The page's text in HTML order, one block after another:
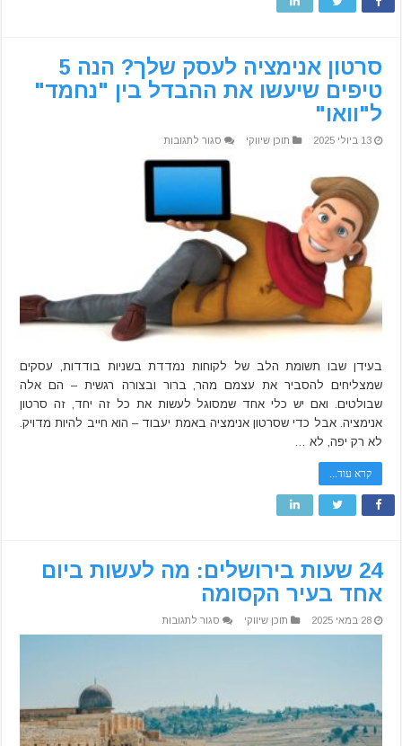
סרטון אנימציה לעסק שלך? הנה 5
טיפים שיעשו את ההבדל בין "נחמד"
ל"וואו"
13 ביולי 2025 תוכן שיווקי סגור לתגובותעל
אנימציה
לעסק
טיפים
שיעשו
"נחמד"
ל"וואו"
בעידן שבו תשומת הלב של לקוחות נמדדת בשניות בודדות, עסקים
שמצליחים להסביר את עצמם מהר, ברור ובצורה רגשית – הם אלה
שבולטים. ואם יש כלי אחד שמסוגל לעשות את כל זה יחד, זה סרטון
אנימציה. אבל כדי שסרטון אנימציה באמת יעבוד – הוא חייב להיות מדויק.
לא רק יפה, לא …
קרא עוד...
24 שעות בירושלים: מה לעשות ביום
אחד בעיר הקסומה
28 במאי 2025 תוכן שיווקי סגור לתגובותעל
בעיר
הקסומה